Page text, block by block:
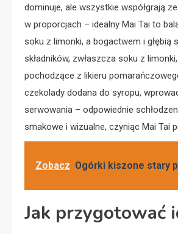
dominuje, ale wszystkie współgrają
w proporcjach – idealny Mai Tai to
soku z limonki, a bogactwem i głębią
składników, zwłaszcza soku z
pochodzące z likieru
czekolady dodana do syropu,
serwowania – odpowiednie
smakowe i wizualne, czyniąc Mai Tai
Zobacz Ogórki kiszone stary
Jak przygotować